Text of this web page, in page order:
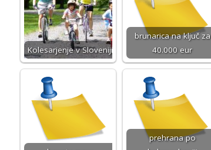
Kolesarjenje v Sloveniji
brunarica na ključ za
40.000 eur
prehrana po